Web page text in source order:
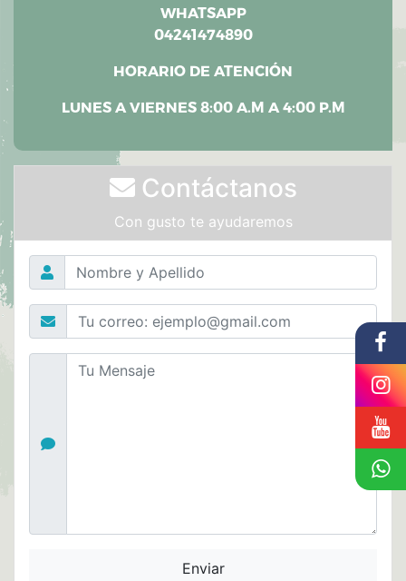
CONTÁCTANOSWHATSAPP
04241474890
HORARIO DE ATENCIÓN
LUNES A VIERNES 8:00 A.M A 4:00 P.M
Contáctanos
Con gusto te ayudaremos